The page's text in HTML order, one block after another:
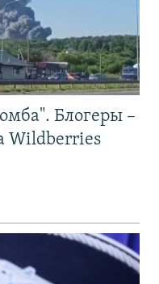
Блогеры –
Wildberries